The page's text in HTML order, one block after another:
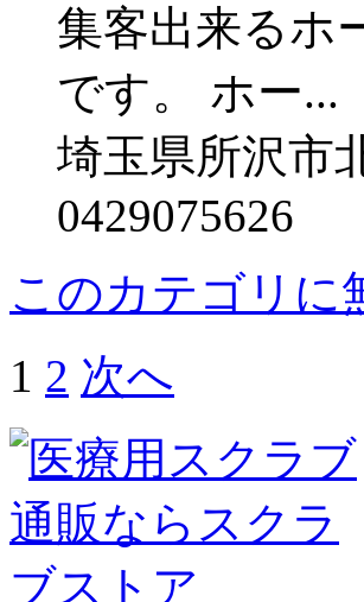
集客出来る
です。 ホー...
埼玉県所沢市
0429075626
このカテゴリに
1 2 次へ